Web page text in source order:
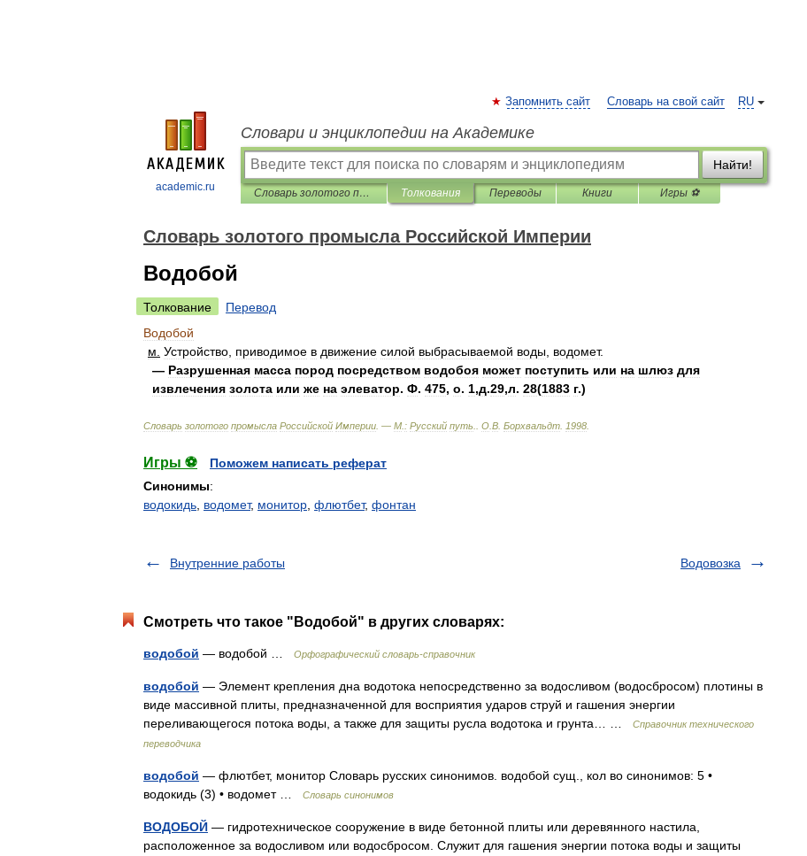
academic.ru
RU
Запомнить сайт Словарь на свой сайт
Словари и энциклопедии на Академике
Найти!
Словарь золотого промысла Российской Империи Толкования Переводы Книги Игры ⚽
Словарь золотого промысла Российской Империи
Водобой
Толкование
Перевод
Водобой
м Устройство приводимое в движение силой выбрасываемой воды водомет.
— Разрушенная масса пород посредством водобоя может поступить или на шлюз для
извлечения золота или же на элеватор. Ф. 475, о. 1,д.29,л. 28(1883 г.)
Словарь золотого промысла Российской Империи . — М : Русский путь О В Борхвальдт 1998
Игры ⚽
Поможем написать реферат
Синонимы:
водокидь водомет, монитор флютбет, фонтан
Внутренние работы Водовозка
Смотреть что такое "Водобой" в других словарях:
водобой — водобой … Орфографический словарь-справочник
водобой — Элемент крепления дна водотока непосредственно за водосливом (водосбросом) плотины в
виде массивной плиты, предназначенной для восприятия ударов струй и гашения энергии
переливающегося потока воды, а также для защиты русла водотока и грунта… …
Справочник технического
переводчика
водобой — флютбет, монитор Словарь русских синонимов. водобой сущ., кол во синонимов: 5 •
водокидь (3) • водомет …
Словарь синонимов
ВОДОБОЙ — гидротехническое сооружение в виде бетонной плиты или деревянного настила,
расположенное за водосливом или водосбросом. Служит для гашения энергии потока воды и защиты